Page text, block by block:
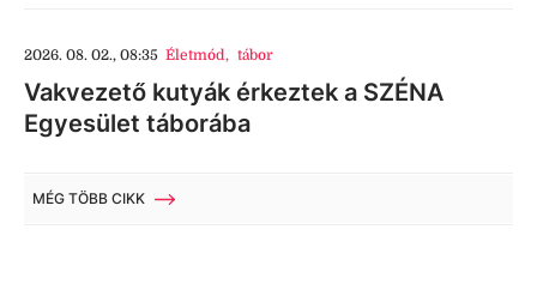
2026. 08. 02., 08:35 Életmód, tábor
Vakvezető kutyák érkeztek a SZÉNA
Egyesület táborába
MÉG TÖBB CIKK